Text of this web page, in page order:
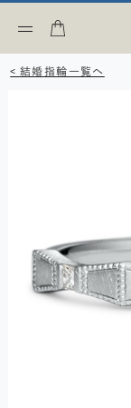
< 結婚指輪一覧へ